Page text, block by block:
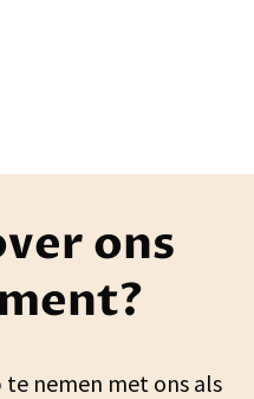
ons
nemen met ons als